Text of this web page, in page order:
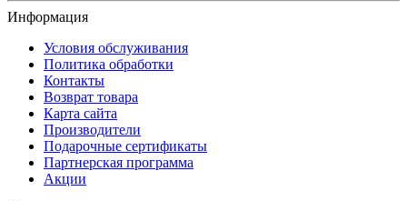
Информация
Условия обслуживания
Политика обработки
Контакты
Возврат товара
Карта сайта
Производители
Подарочные сертификаты
Партнерская программа
Акции